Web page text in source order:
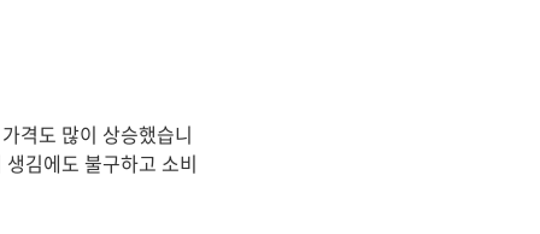
격도 많이 상승했습니
김에도 불구하고 소비